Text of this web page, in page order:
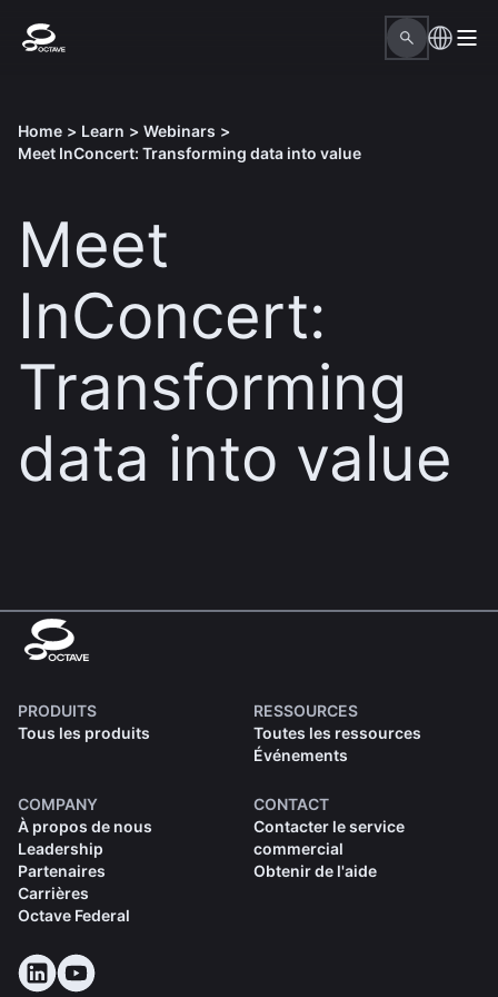
Home > Learn > Webinars >
Meet InConcert: Transforming data into value
Meet
InConcert:
Transforming
data into value
PRODUITS
Tous les produits
RESSOURCES
Toutes les ressources
Événements
COMPANY
À propos de nous
Leadership
Partenaires
Carrières
Octave Federal
CONTACT
Contacter le service
commercial
Obtenir de l'aide